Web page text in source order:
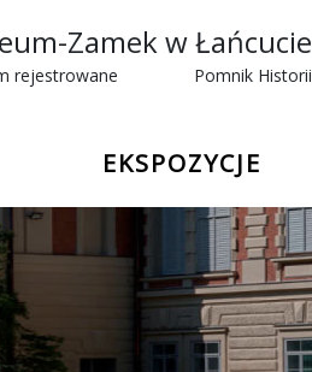
Zamek w Łańcucie
rejestrowane Pomnik Historii
EKSPOZYCJE